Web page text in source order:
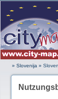
» Slovenija »